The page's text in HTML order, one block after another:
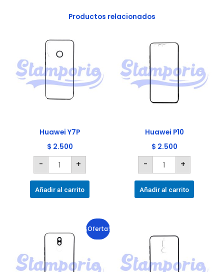
Productos relacionados
Huawei Y7P
$ 2.500
-
cantidad
+
Añadir al carrito
Huawei P10
$ 2.500
-
cantidad
+
Añadir al carrito
¡Oferta!
Este
producto
múltiples
10
Lite
cantidad